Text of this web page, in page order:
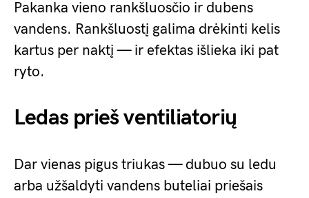
Pakanka vieno rankšluosčio ir dubens
vandens. Rankšluostį galima drėkinti kelis
kartus per naktį — ir efektas išlieka iki pat
ryto.
Ledas prieš ventiliatorių
Dar vienas pigus triukas — dubuo su ledu
arba užšaldyti vandens buteliai priešais